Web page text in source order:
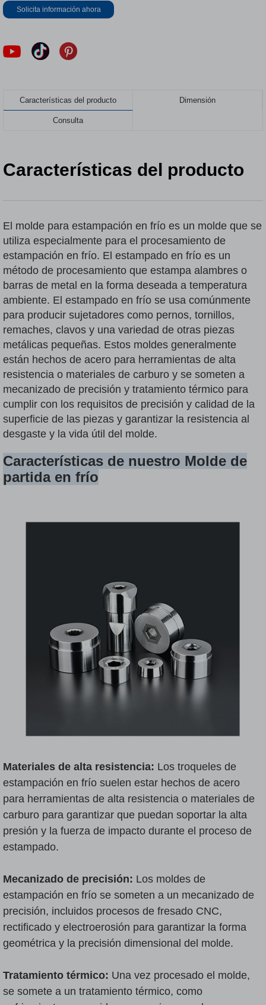
Solicita información ahora
Características del producto Dimensión
Consulta
Características del producto
El molde para estampación en frío es un molde que se
utiliza especialmente para el procesamiento de
estampación en frío. El estampado en frío es un
método de procesamiento que estampa alambres o
barras de metal en la forma deseada a temperatura
ambiente. El estampado en frío se usa comúnmente
para producir sujetadores como pernos, tornillos,
remaches, clavos y una variedad de otras piezas
metálicas pequeñas. Estos moldes generalmente
están hechos de acero para herramientas de alta
resistencia o materiales de carburo y se someten a
mecanizado de precisión y tratamiento térmico para
cumplir con los requisitos de precisión y calidad de la
superficie de las piezas y garantizar la resistencia al
desgaste y la vida útil del molde.
Características de nuestro Molde de
partida en frío
Materiales de alta resistencia: Los troqueles de
estampación en frío suelen estar hechos de acero
para herramientas de alta resistencia o materiales de
carburo para garantizar que puedan soportar la alta
presión y la fuerza de impacto durante el proceso de
estampado.
Mecanizado de precisión: Los moldes de
estampación en frío se someten a un mecanizado de
precisión, incluidos procesos de fresado CNC,
rectificado y electroerosión para garantizar la forma
geométrica y la precisión dimensional del molde.
Tratamiento térmico: Una vez procesado el molde,
se somete a un tratamiento térmico, como